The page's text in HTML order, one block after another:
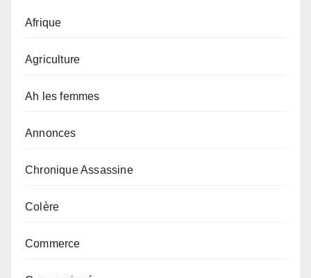
Afrique
Agriculture
Ah les femmes
Annonces
Chronique Assassine
Colère
Commerce